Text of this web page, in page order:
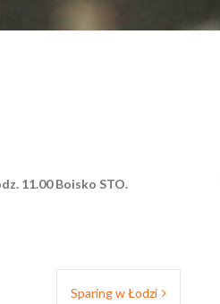
11.00 Boisko STO.
Sparing w Łodzi